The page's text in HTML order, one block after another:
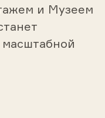
и Музеем